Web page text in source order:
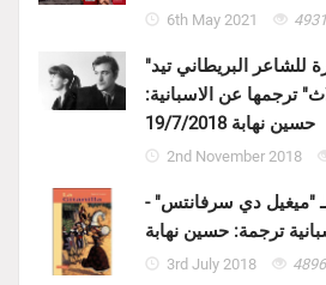
6th May 2021 4931
"القصيدة الأخيرة للشاعر البريطاني تيد
ترجمها عن الاسبانية:
حسين نهابة 19/7/2018
2nd November 2018
"ميغيل دي سرفانتس" -
ترجمة: حسين نهابة
3rd July 2018 4896